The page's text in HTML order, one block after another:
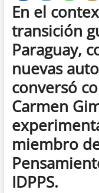
En el
transición
Paraguay,
nuevas
conversó
Carmen
miembro
IDPPS.